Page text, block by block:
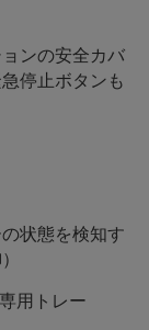
ンの安全カバ
停止ボタンも
状態を検知す
用トレー